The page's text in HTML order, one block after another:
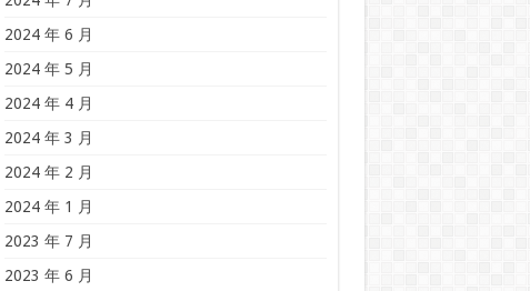
2024 年 6 月
2024 年 5 月
2024 年 4 月
2024 年 3 月
2024 年 2 月
2024 年 1 月
2023 年 7 月
2023 年 6 月